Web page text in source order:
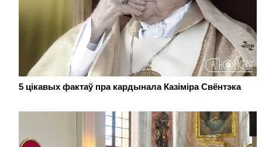
5 цікавых фактаў пра кардынала Казіміра Свёнтэка